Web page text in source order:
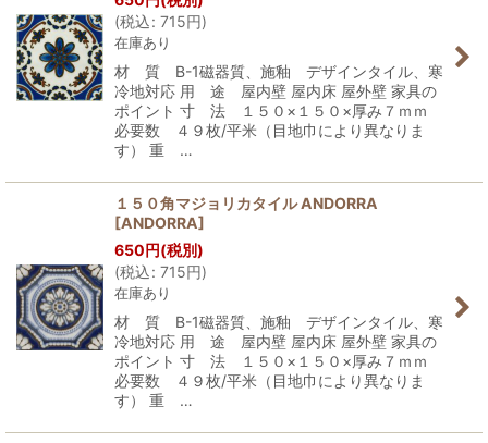
(税込: 715円)
在庫あり
材 質 B-1磁器質、施釉 デザインタイル、寒
冷地対応 用 途 屋内壁 屋内床 屋外壁 家具の
ポイント 寸 法 １５０×１５０×厚み７ｍｍ
必要数 ４９枚/平米（目地巾により異なりま
す） 重 …
１５０角マジョリカタイル ANDORRA
[ANDORRA]
650円(税別)
(税込: 715円)
在庫あり
材 質 B-1磁器質、施釉 デザインタイル、寒
冷地対応 用 途 屋内壁 屋内床 屋外壁 家具の
ポイント 寸 法 １５０×１５０×厚み７ｍｍ
必要数 ４９枚/平米（目地巾により異なりま
す） 重 …